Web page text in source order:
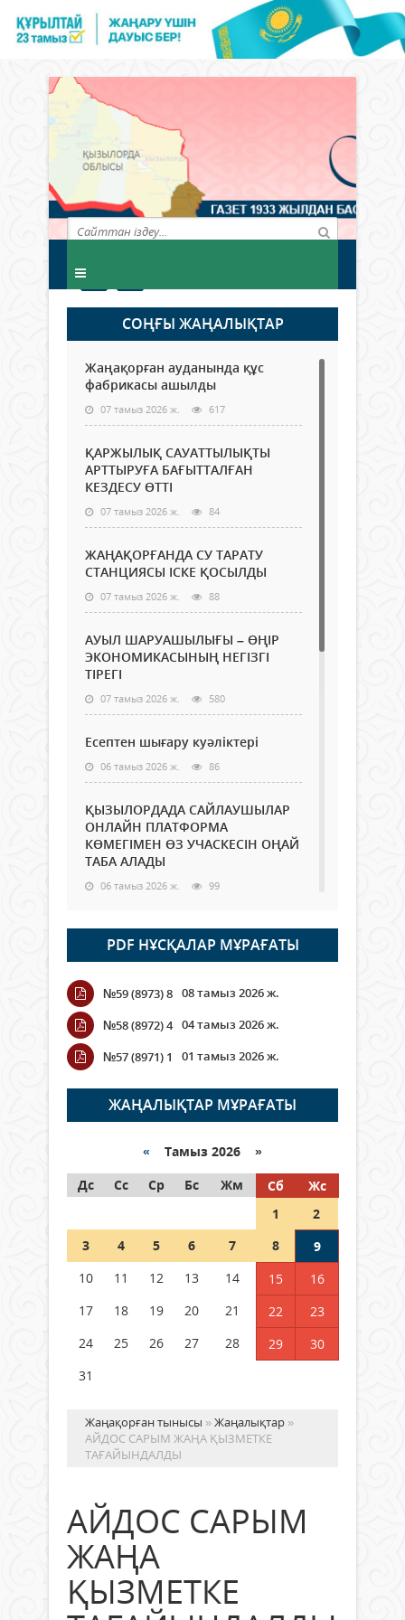
СОҢҒЫ ЖАҢАЛЫҚТАР
Жаңақорған ауданында құс
фабрикасы ашылды
07 тамыз 2026 ж. 617
ҚАРЖЫЛЫҚ САУАТТЫЛЫҚТЫ
АРТТЫРУҒА БАҒЫТТАЛҒАН
КЕЗДЕСУ ӨТТІ
07 тамыз 2026 ж. 84
ЖАҢАҚОРҒАНДА СУ ТАРАТУ
СТАНЦИЯСЫ ІСКЕ ҚОСЫЛДЫ
07 тамыз 2026 ж. 88
АУЫЛ ШАРУАШЫЛЫҒЫ – ӨҢІР
ЭКОНОМИКАСЫНЫҢ НЕГІЗГІ
ТІРЕГІ
07 тамыз 2026 ж. 580
Есептен шығару куәліктері
06 тамыз 2026 ж. 86
ҚЫЗЫЛОРДАДА САЙЛАУШЫЛАР
ОНЛАЙН ПЛАТФОРМА
КӨМЕГІМЕН ӨЗ УЧАСКЕСІН ОҢАЙ
ТАБА АЛАДЫ
06 тамыз 2026 ж. 99
Open Air: Қызылорда облысы
полиция департаменті 20
мыңнан астам көрерменнің
қауіпсіздігін қамтамасыз етті
06 тамыз 2026 ж.
Wi-Fi ҚАБЫРҒА АРҚЫЛЫ ҚАЛАЙ
ӨТЕДІ?
06 тамыз 2026 ж. 276
граждане Казахстана,
05 тамыз 2026 ж. 158
Шетелде жүрген Қазақстан
азаматтары қалай дауыс бере
PDF НҰСҚАЛАР МҰРАҒАТЫ
№59 (8973) 8 08 тамыз 2026 ж.
№58 (8972) 4 04 тамыз 2026 ж.
№57 (8971) 1
01 тамыз 2026 ж.
ЖАҢАЛЫҚТАР МҰРАҒАТЫ
« Тамыз 2026 »
Дс
Сс Ср Бс Жм Сб
Жс
1
2
3
4 5 6 7 8
9
10
11 12 13 14 15
16
17
18 19 20 21 22
23
24
25 26 27 28 29
30
31
Жаңақорған тынысы »Жаңалықтар »
АЙДОС САРЫМ ЖАҢА ҚЫЗМЕТКЕ
ТАҒАЙЫНДАЛДЫ
АЙДОС САРЫМ
ЖАҢА
ҚЫЗМЕТКЕ